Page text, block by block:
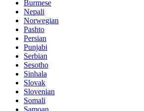
Burmese
Nepali
Norwegian
Pashto
Persian
Punjabi
Serbian
Sesotho
Sinhala
Slovak
Slovenian
Somali